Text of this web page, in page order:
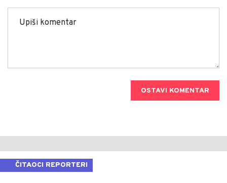
OSTAVI KOMENTAR
ČITAOCI REPORTERI